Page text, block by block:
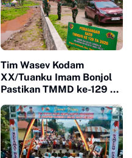
Tim Wasev Kodam
XX/Tuanku Imam Bonjol
Pastikan TMMD ke-129 di
Sasaran dan Berkualitas